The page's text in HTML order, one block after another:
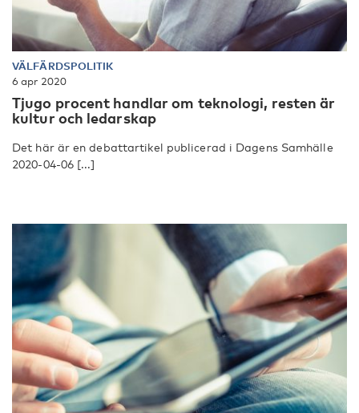
VÄLFÄRDSPOLITIK
6 apr 2020
Tjugo procent handlar om teknologi, resten är
kultur och ledarskap
Det här är en debattartikel publicerad i Dagens Samhälle
2020-04-06 [...]